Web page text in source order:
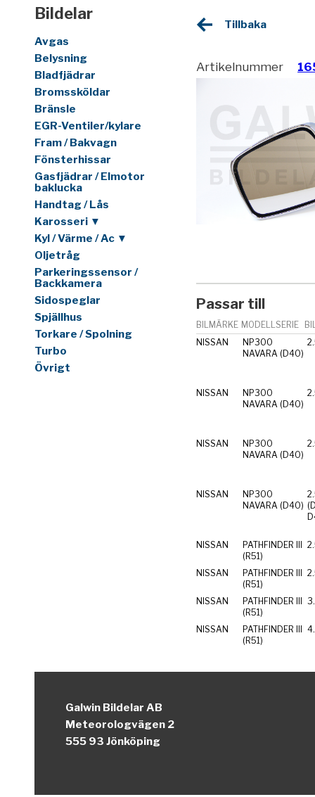
Bildelar
Avgas
Belysning
Bladfjädrar
Bromssköldar
Bränsle
EGR-Ventiler/kylare
Fram / Bakvagn
Fönsterhissar
Gasfjädrar / Elmotor
baklucka
Handtag / Lås
Karosseri ▼
Kyl / Värme / Ac ▼
Oljetråg
Parkeringssensor /
Backkamera
Sidospeglar
Spjällhus
Torkare / Spolning
Turbo
Övrigt
Tillbaka
Artikelnummer
Passar till
BILMÄRKE MODELLSERIE
NISSAN
NP300
NAVARA (D40)
NISSAN
NP300
NAVARA (D40)
NISSAN
NP300
NAVARA (D40)
NISSAN
NP300
NAVARA (D40)
NISSAN
PATHFINDER III
(R51)
NISSAN
PATHFINDER III
(R51)
NISSAN
PATHFINDER III
(R51)
NISSAN
PATHFINDER III
(R51)
Galwin Bildelar AB
Meteorologvägen 2
555 93 Jönköping